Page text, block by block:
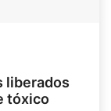
liberados
tóxico